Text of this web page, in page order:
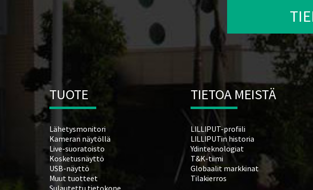
TUOTE
Lähetysmonitori
Kameran näytöllä
Live-suoratoisto
Kosketusnäyttö
USB-näyttö
Muut tuotteet
TIETOA MEISTÄ
LILLIPUT-profiili
LILLIPUTin historia
Ydinteknologiat
T&K-tiimi
Globaalit markkinat
Tilakierros